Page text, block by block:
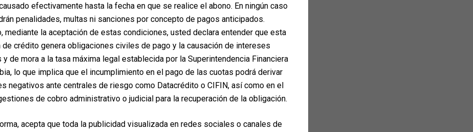
efectivamente hasta la fecha en que se realice el abono. En ningún caso
penalidades, multas ni sanciones por concepto de pagos anticipados.
mediante la aceptación de estas condiciones, usted declara entender que esta
de crédito genera obligaciones civiles de pago y la causación de intereses
y de mora a la tasa máxima legal establecida por la Superintendencia Financiera
lo que implica que el incumplimiento en el pago de las cuotas podrá derivar
negativos ante centrales de riesgo como Datacrédito o CIFIN, así como en el
de cobro administrativo o judicial para la recuperación de la obligación.
acepta que toda la publicidad visualizada en redes sociales o canales de